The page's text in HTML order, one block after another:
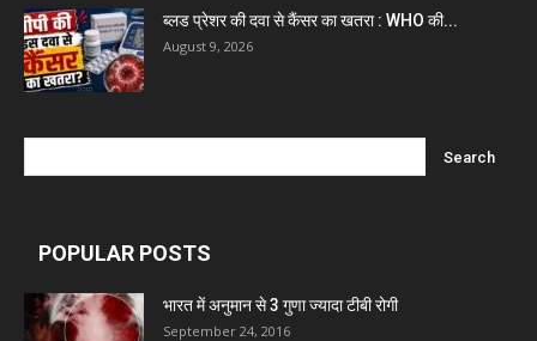
ब्लड प्रेशर की दवा से कैंसर का खतरा : WHO की...
August 9, 2026
POPULAR POSTS
भारत में अनुमान से 3 गुणा ज्यादा टीबी रोगी
September 24, 2016